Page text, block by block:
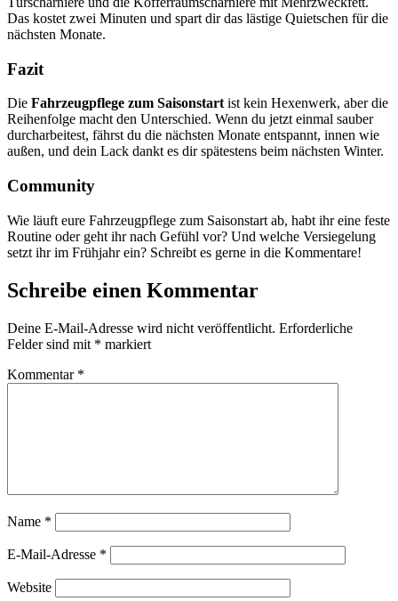
Das kostet zwei Minuten und spart dir das lästige Quietschen für die
nächsten Monate.
Fazit
Die Fahrzeugpflege zum Saisonstart ist kein Hexenwerk, aber die
Reihenfolge macht den Unterschied. Wenn du jetzt einmal sauber
durcharbeitest, fährst du die nächsten Monate entspannt, innen wie
außen, und dein Lack dankt es dir spätestens beim nächsten Winter.
Community
Wie läuft eure Fahrzeugpflege zum Saisonstart ab, habt ihr eine feste
Routine oder geht ihr nach Gefühl vor? Und welche Versiegelung
setzt ihr im Frühjahr ein? Schreibt es gerne in die Kommentare!
Schreibe einen Kommentar
Deine E-Mail-Adresse wird nicht veröffentlicht. Erforderliche
Felder sind mit * markiert
Kommentar *
Name *
E-Mail-Adresse *
Website